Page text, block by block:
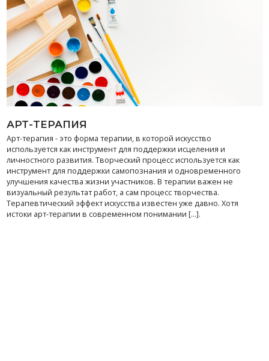
АРТ-ТЕРАПИЯ
Арт-терапия - это форма терапии, в которой искусство
используется как инструмент для поддержки исцеления и
личностного развития. Творческий процесс используется как
инструмент для поддержки самопознания и одновременного
улучшения качества жизни участников. В терапии важен не
визуальный результат работ, а сам процесс творчества.
Терапевтический эффект искусства известен уже давно. Хотя
истоки арт-терапии в современном понимании [...].